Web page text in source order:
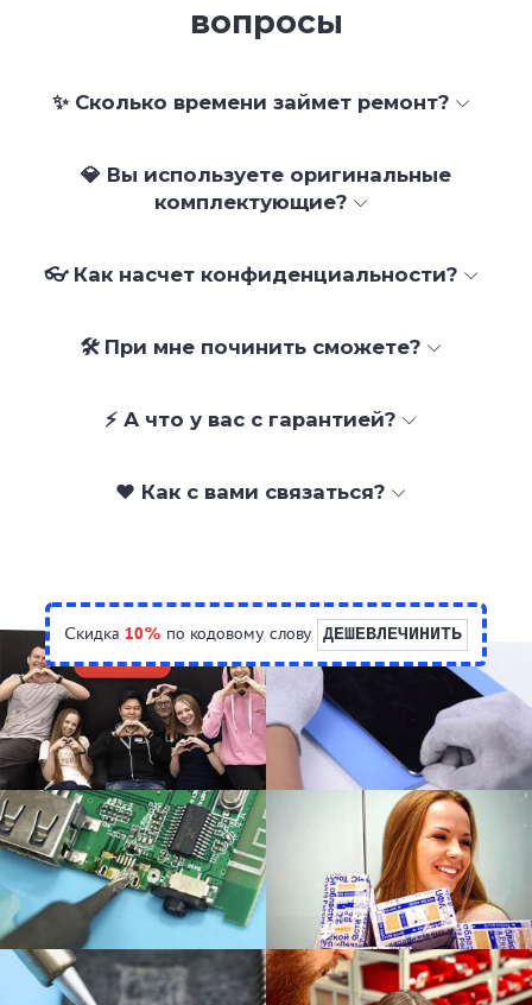
вопросы
✨ Сколько времени займет ремонт?
💎 Вы используете оригинальные
комплектующие?
👓 Как насчет конфиденциальности?
🛠 При мне починить сможете?
⚡ А что у вас с гарантией?
❤️ Как с вами связаться?
Скидка 10% по кодовому слову ДЕШЕВЛЕЧИНИТЬ